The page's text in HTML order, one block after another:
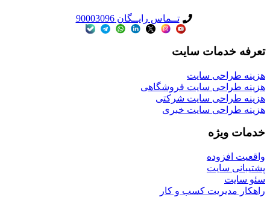
تــماس رایــگان 90003096
تعرفه خدمات سایت
هزینه طراحی سایت
هزینه طراحی سایت فروشگاهی
هزینه طراحی سایت شرکتی
هزینه طراحی سایت خبری
خدمات ویژه
واقعیت افزوده
پشتیبانی سایت
سئو سایت
راهکار مدیریت کسب و کار